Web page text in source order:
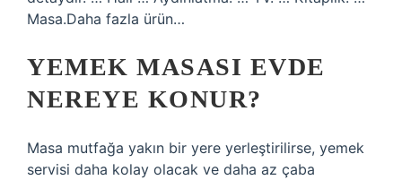
Masa.Daha fazla ürün…
YEMEK MASASI EVDE
NEREYE KONUR?
Masa mutfağa yakın bir yere yerleştirilirse, yemek
servisi daha kolay olacak ve daha az çaba